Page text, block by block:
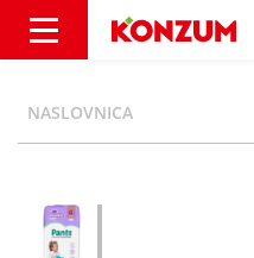
NASLOVNICA